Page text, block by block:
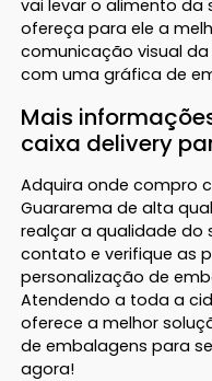
vai levar o alimento da
ofereça para ele a
comunicação visual
com uma gráfica de
Mais
caixa delivery
Adquira onde compro
Guararema de alta
realçar a qualidade do
contato e verifique as
personalização de
Atendendo a toda a
oferece a melhor
de embalagens para
agora!